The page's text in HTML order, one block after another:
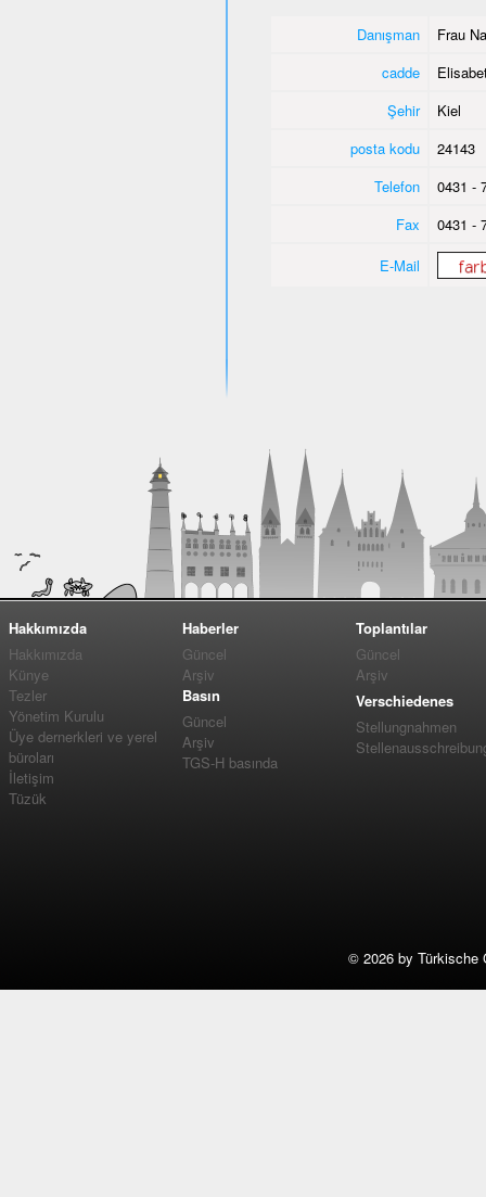
Danışman
Frau
cadde
Şehir
Kiel
posta kodu
24143
Telefon
0431 -
Fax
0431 -
E-Mail
Hakkımızda
Hakkımızda
Künye
Tezler
Yönetim Kurulu
Üye dernerkleri ve yerel
büroları
İletişim
Tüzük
Haberler
Güncel
Arşiv
Basın
Güncel
Arşiv
TGS-H basında
Toplantılar
Güncel
Arşiv
Verschiedenes
Stellungnahmen
© 2026 by Türkische